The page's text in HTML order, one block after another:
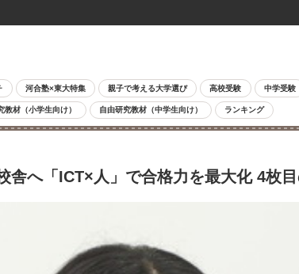
河合塾×東大特集 親子で考える大学選び 高校受験 中学受験
教材（小学生向け） 自由研究教材（中学生向け） ランキング
へ「ICT×人」で合格力を最大化 4枚